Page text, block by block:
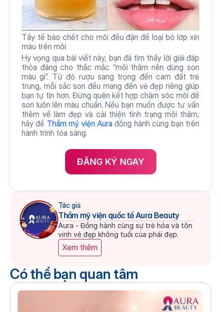
Tẩy tế bào chết cho môi đều đặn để loại bỏ lớp xỉn
màu trên môi
Hy vọng qua bài viết này, bạn đã tìm thấy lời giải đáp
thỏa đáng cho thắc mắc “môi thâm nên dùng son
màu gì”. Từ đỏ rượu sang trọng đến cam đất trẻ
trung, mỗi sắc son đều mang đến vẻ đẹp riêng giúp
bạn tự tin hơn. Đừng quên kết hợp chăm sóc môi để
son luôn lên màu chuẩn. Nếu bạn muốn được tư vấn
thêm về làm đẹp và cải thiện tình trạng môi thâm,
hãy để Thẩm mỹ viện Aura đồng hành cùng bạn trên
hành trình tỏa sáng.
ĐĂNG KÝ NGAY
Tác giả
Thẩm mỹ viện quốc tế Aura Beauty
Aura - Đồng hành cùng sự trẻ hóa và tôn
vinh vẻ đẹp không tuổi của phái đẹp.
Xem thêm
Có thể bạn quan tâm